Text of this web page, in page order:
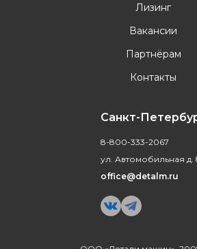
Лизинг
Вакансии
Партнёрам
Контакты
Санкт-
8-800-333-2067
ул. Автомобильная д.
office@detalm.ru